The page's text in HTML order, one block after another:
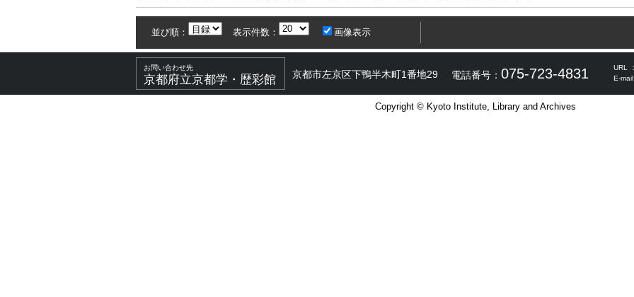
並び順： 表示件数： 画像表示
お問い合わせ先
京都府立京都学・歴彩館 京都市左京区下鴨半木町1番地29 電話番号： 075-723-4831 URL ：
E-mail
Copyright © Kyoto Institute, Library and Archives